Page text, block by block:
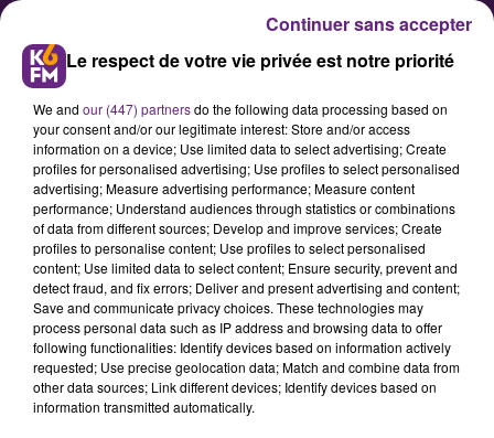
Taxe Zucman : les entreprises de
Bourgogne montent au créneau
Alors que le gouvernement étudie
une nouvelle taxe sur les grandes
fortunes, plusieurs voix s’élèvent
dans les territoires. En Bourgogne-
Le respect de votre vie privée est notre priorité
We and our (447) partnersdo the following data processing based on
your consent and/or our legitimate interest: Store and/or access
information on a device; Use limited data to select advertising; Create
profiles for personalised advertising; Use profiles to select personalised
advertising; Measure advertising performance; Measure content
performance; Understand audiences through statistics or combinations
of data from different sources; Develop and improve services; Create
profiles to personalise content; Use profiles to select personalised
content; Use limited data to select content; Ensure security, prevent and
detect fraud, and fix errors; Deliver and present advertising and content;
Save and communicate privacy choices. These technologies may
process personal data such as IP address and browsing data to offer
following functionalities: Identify devices based on information actively
requested; Use precise geolocation data; Match and combine data from
other data sources; Link different devices; Identify devices based on
information transmitted automatically.
Continuer sans accepter